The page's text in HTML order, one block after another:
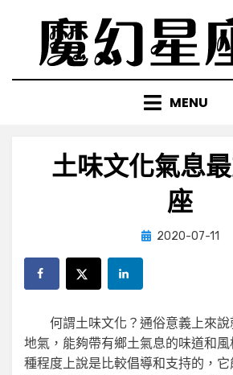
content
MENU
土味文化氣息
座
by小編
Posted
2020-07-11
何謂土味文化？通俗意義上來說
地氣，能夠帶有鄉土氣息的味道和
種程度上說是比較倡導和支持的，